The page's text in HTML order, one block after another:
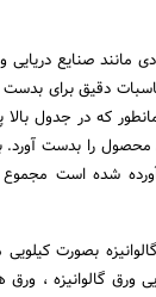
جستجو
مانند صنایع دریایی
دقیق برای بدست
که در جدول
را بدست آورد.
آورده شده است
بصورت
ورق گالوانیزه ، ورق